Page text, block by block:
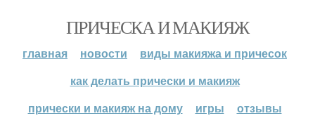
ПРИЧЕСКА И МАКИЯЖ
главная новости
виды макияжа и причесок
как делать прически и макияж
прически и макияж на дому
игры отзывы